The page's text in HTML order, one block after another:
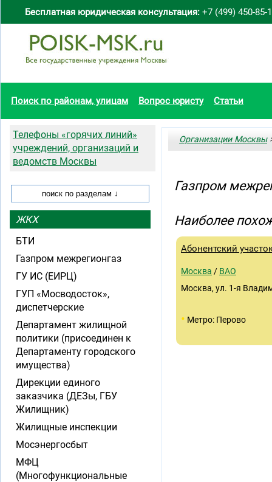
Бесплатная юридическая консультация: +7 (499) 450-85-
Поиск по районам, улицам Вопрос юристу Статьи
Организации Москвы
Газпром
Наиболее
Абонентский
Москва / ВАО
Москва, ул. 1-я
• Метро: Перово
Телефоны «горячих линий»
учреждений, организаций и
ведомств Москвы
ЖКХ
БТИ
Газпром межрегионгаз
ГУ ИС (ЕИРЦ)
ГУП «Мосводосток»,
диспетчерские
Департамент жилищной
политики (присоединен к
Департаменту городского
имущества)
Дирекции единого
заказчика (ДЕЗы, ГБУ
Жилищник)
Жилищные инспекции
Мосэнергосбыт
МФЦ
(Многофункциональные